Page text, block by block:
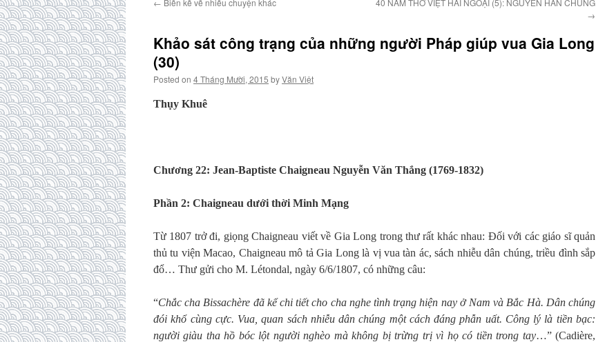
← Biển kể về nhiều chuyện khác
40 NĂM THƠ VIỆT HẢI NGOẠI (5): NGUYỄN HÀN CHUNG
→
Khảo sát công trạng của những người Pháp giúp vua Gia Long
(30)
Posted on 4 Tháng Mười, 2015 byVăn Việt
Thụy Khuê
Chương 22: Jean-Baptiste Chaigneau Nguyễn Văn Thắng (1769-1832)
Phần 2: Chaigneau dưới thời Minh Mạng
Từ 1807 trở đi, giọng Chaigneau viết về Gia Long trong thư rất khác nhau: Đối với các giáo sĩ quản
thủ tu viện Macao, Chaigneau mô tả Gia Long là vị vua tàn ác, sách nhiễu dân chúng, triều đình sắp
đổ… Thư gửi cho M. Létondal, ngày 6/6/1807, có những câu:
“Chắc cha Bissachère đã kể chi tiết cho cha nghe tình trạng hiện nay ở Nam và Bắc Hà. Dân chúng
đói khổ cùng cực. Vua, quan sách nhiễu dân chúng một cách đáng phẫn uất. Công lý là tiền bạc:
người giàu tha hồ bóc lột người nghèo mà không bị trừng trị vì họ có tiền trong tay…” (Cadière,